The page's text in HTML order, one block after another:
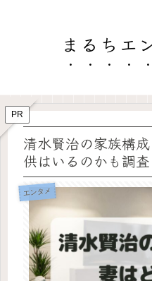
まるちエ
PR
清水賢治の家族構
供はいるのかも調査
エンタメ